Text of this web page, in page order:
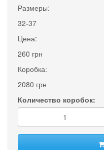
Размеры:
32-37
Цена:
260 грн
Коробка:
2080 грн
Количество коробок: